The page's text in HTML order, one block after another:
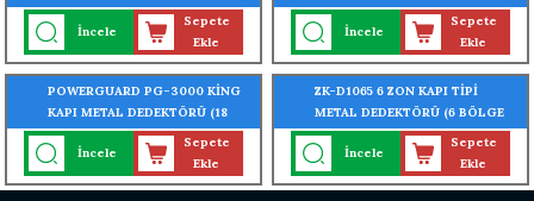
BÖLGE MULTİZONE ÖZELLİKLİ)
İncele
Sepete
Ekle
MULTİZONE ÖZELLİKLİ)
İncele
Sepete
Ekle
POWERGUARD PG-3000 KİNG
KAPI METAL DEDEKTÖRÜ (18
BÖLGE MULTİZONE ÖZELLİKLİ)
İncele
Sepete
Ekle
ZK-D1065 6 ZON KAPI TİPİ
METAL DEDEKTÖRÜ (6 BÖLGE
MULTİZONE ÖZELLİKLİ)
İncele
Sepete
Ekle